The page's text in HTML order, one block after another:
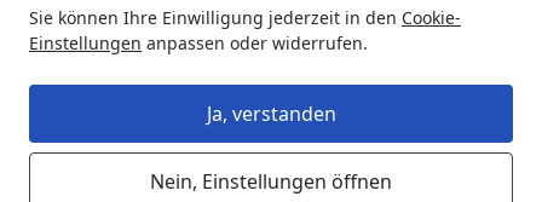
Sie können Ihre Einwilligung jederzeit in den Cookie-
Einstellungen anpassen oder widerrufen.
Ja, verstanden
Nein, Einstellungen öffnen